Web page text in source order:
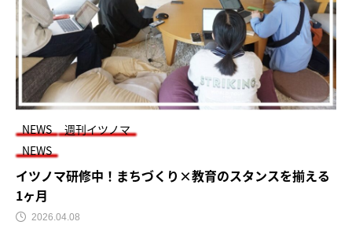
NEWS
週刊イツノマ
NEWS
イツノマ研修中！まちづくり×教育のスタンスを揃える
1ヶ月
2026.04.08